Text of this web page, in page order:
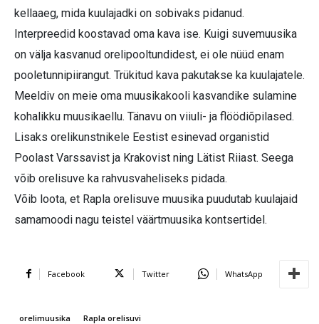
kellaaeg, mida kuulajadki on sobivaks pidanud.
Interpreedid koostavad oma kava ise. Kuigi suvemuusika
on välja kasvanud orelipooltundidest, ei ole nüüd enam
pooletunnipiirangut. Trükitud kava pakutakse ka kuulajatele.
Meeldiv on meie oma muusikakooli kasvandike sulamine
kohalikku muusikaellu. Tänavu on viiuli- ja flöödiõpilased.
Lisaks orelikunstnikele Eestist esinevad organistid
Poolast Varssavist ja Krakovist ning Lätist Riiast. Seega
võib orelisuve ka rahvusvaheliseks pidada.
Võib loota, et Rapla orelisuve muusika puudutab kuulajaid
samamoodi nagu teistel väärtmuusika kontsertidel.
Facebook Twitter WhatsApp
orelimuusika Rapla orelisuvi